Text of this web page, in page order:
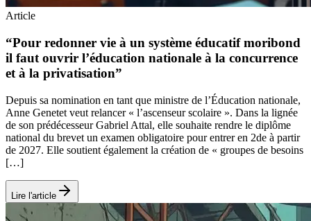
Article
“Pour redonner vie à un système éducatif moribond
il faut ouvrir l’éducation nationale à la concurrence
et à la privatisation”
Depuis sa nomination en tant que ministre de l’Éducation nationale,
Anne Genetet veut relancer « l’ascenseur scolaire ». Dans la lignée
de son prédécesseur Gabriel Attal, elle souhaite rendre le diplôme
national du brevet un examen obligatoire pour entrer en 2de à partir
de 2027. Elle soutient également la création de « groupes de besoins
[…]
Lire l'article